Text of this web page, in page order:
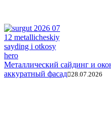
Металлический сайдинг и
аккуратный фасад 28.07.2026